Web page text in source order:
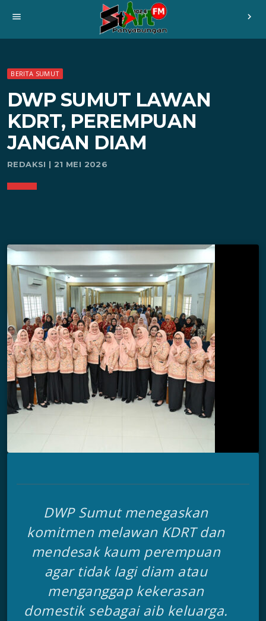
menu chevron_right
BERITA SUMUT
DWP SUMUT LAWAN
KDRT, PEREMPUAN
JANGAN DIAM
REDAKSI | 21 MEI 2026
DWP Sumut menegaskan
komitmen melawan KDRT dan
mendesak kaum perempuan
agar tidak lagi diam atau
menganggap kekerasan
domestik sebagai aib keluarga.